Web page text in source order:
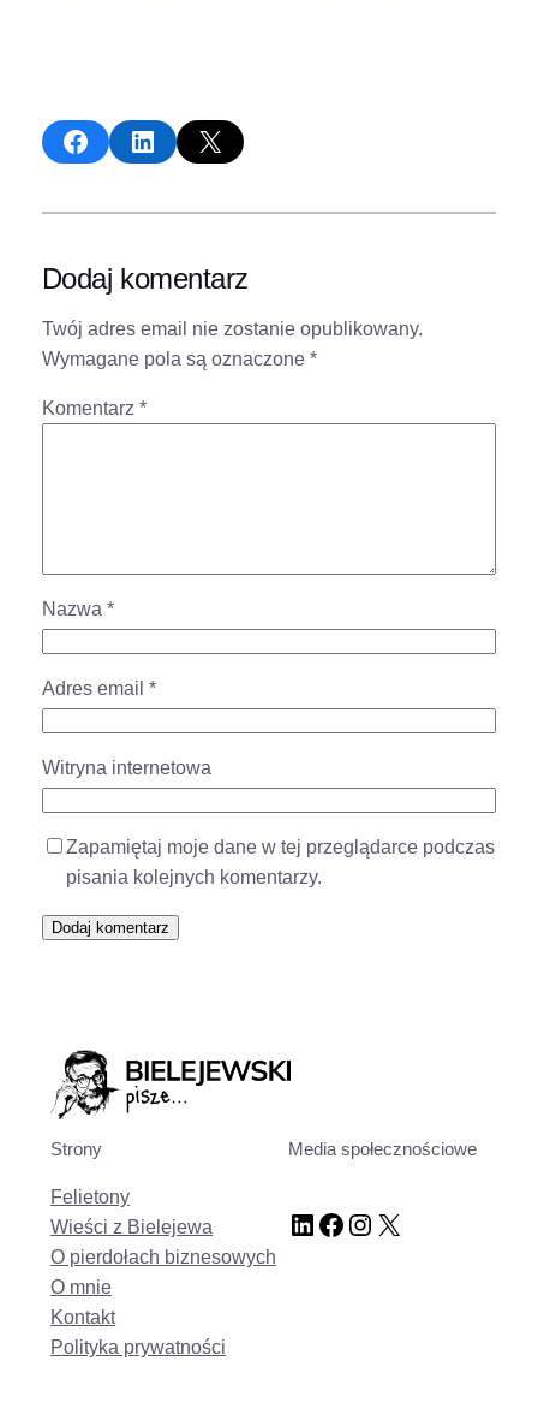
Share on Facebook
Share on LinkedIn
Share on X
Dodaj komentarz
Twój adres email nie zostanie opublikowany.
Wymagane pola są oznaczone *
Komentarz *
Nazwa *
Adres email *
Witryna internetowa
Zapamiętaj moje dane w tej przeglądarce podczas
pisania kolejnych komentarzy.
Strony
Felietony
Wieści z Bielejewa
O pierdołach biznesowych
O mnie
Kontakt
Polityka prywatności
Media społecznościowe
LinkedIn Facebook Instagram X